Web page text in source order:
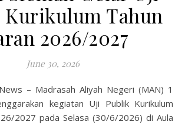
Tahun
2026/2027
June 30, 2026
kegiatan Uji Publik Kurikulum
2027 pada Selasa (30/6/2026) di Aula